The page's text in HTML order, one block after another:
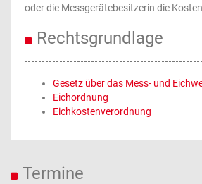
oder die Messgerätebesitzerin die
Rechtsgrundlage
Gesetz über das Mess- und
Eichordnung
Eichkostenverordnung
Termine